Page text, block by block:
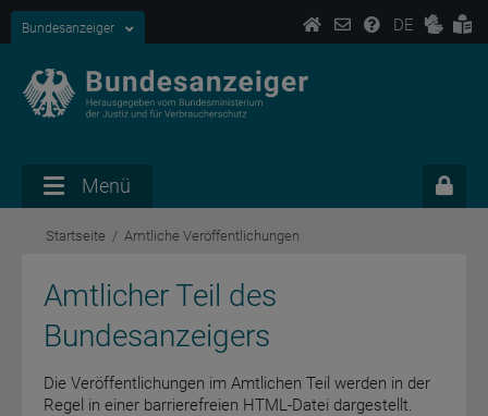
Bundesanzeiger DE
Menü
Startseite Amtliche Veröffentlichungen
Amtlicher Teil des
Bundesanzeigers
Die Veröffentlichungen im Amtlichen Teil werden in der
Regel in einer barrierefreien HTML-Datei dargestellt.